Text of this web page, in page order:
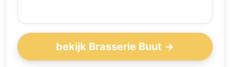
bekijk Brasserie Buut →